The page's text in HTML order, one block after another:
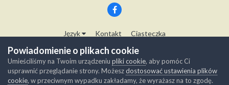
Język Kontakt Ciasteczka
Copyright © Modelwork.pl
Powered by Invision Community
Powiadomienie o plikach cookie
Umieściliśmy na Twoim urządzeniu pliki cookie, aby pomóc Ci
usprawnić przeglądanie strony. Możeszdostosować ustawienia plików
cookie, w przeciwnym wypadku zakładamy, że wyrażasz na to zgodę.